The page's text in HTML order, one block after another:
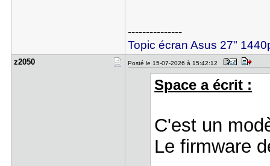
---------------
Topic écran Asus 27"
z2050 Posté le 15-07-2026 à 15:42:12
Space a écrit :
C'est un
Le firmware